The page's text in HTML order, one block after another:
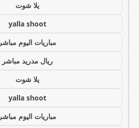
يلا شوت
yalla shoot
مباريات اليوم مباشر
ريال مدريد مباشر
يلا شوت
yalla shoot
مباريات اليوم مباشر